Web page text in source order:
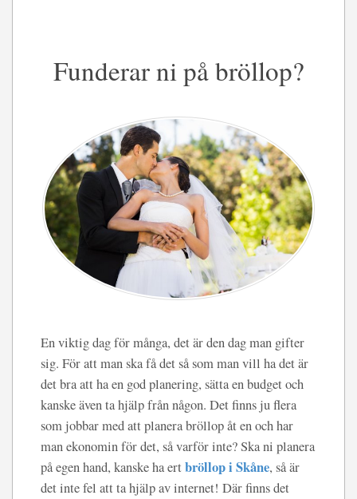
Funderar ni på bröllop?
En viktig dag för många, det är den dag man gifter
sig. För att man ska få det så som man vill ha det är
det bra att ha en god planering, sätta en budget och
kanske även ta hjälp från någon. Det finns ju flera
som jobbar med att planera bröllop åt en och har
man ekonomin för det, så varför inte? Ska ni planera
på egen hand, kanske ha ertbröllop i Skåne, så är
det inte fel att ta hjälp av internet! Där finns det